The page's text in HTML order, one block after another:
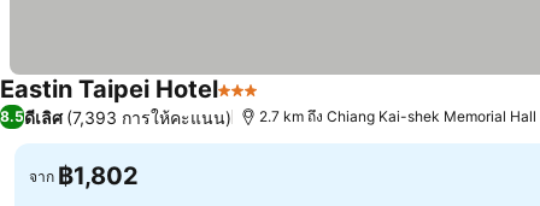
Eastin Taipei Hotel3 ดาว
8.5ดีเลิศ (7,393 การให้คะแนน) 2.7 km ถึง Chiang Kai-shek Memorial Hall
จาก ฿1,802